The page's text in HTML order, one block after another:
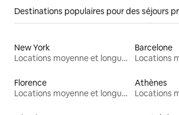
Destinations populaires pour des séjours
New York
Locations moyenne et longue durée
Barcelone
Florence
Locations moyenne et longue durée
Athènes